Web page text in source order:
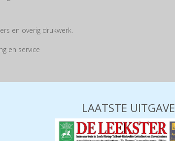
en overig drukwerk.
en service
LAATSTE UITGAVE